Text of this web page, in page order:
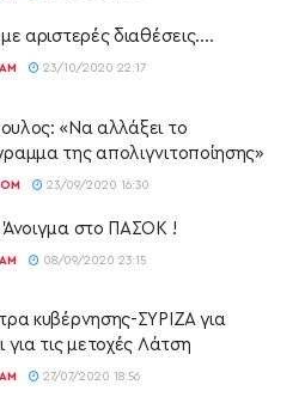
με αριστερές διαθέσεις….
23/10/2020 22:17
«Να αλλάξει το
της απολιγνιτοποίησης»
23/09/2020 16:30
Άνοιγμα στο ΠΑΣΟΚ !
08/09/2020 23:15
κυβέρνησης-ΣΥΡΙΖΑ για
για τις μετοχές Λάτση
27/07/2020 18:56